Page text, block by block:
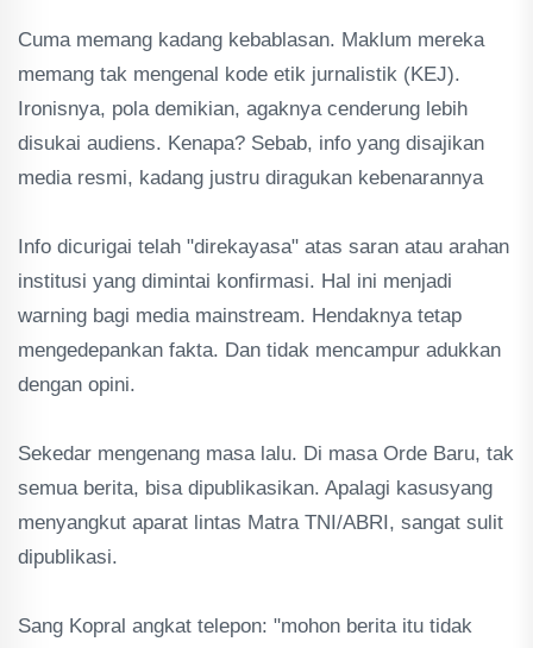
Cuma memang kadang kebablasan. Maklum mereka
memang tak mengenal kode etik jurnalistik (KEJ).
Ironisnya, pola demikian, agaknya cenderung lebih
disukai audiens. Kenapa? Sebab, info yang disajikan
media resmi, kadang justru diragukan kebenarannya
Info dicurigai telah "direkayasa" atas saran atau arahan
institusi yang dimintai konfirmasi. Hal ini menjadi
warning bagi media mainstream. Hendaknya tetap
mengedepankan fakta. Dan tidak mencampur adukkan
dengan opini.
Sekedar mengenang masa lalu. Di masa Orde Baru, tak
semua berita, bisa dipublikasikan. Apalagi kasusyang
menyangkut aparat lintas Matra TNI/ABRI, sangat sulit
dipublikasi.
Sang Kopral angkat telepon: "mohon berita itu tidak